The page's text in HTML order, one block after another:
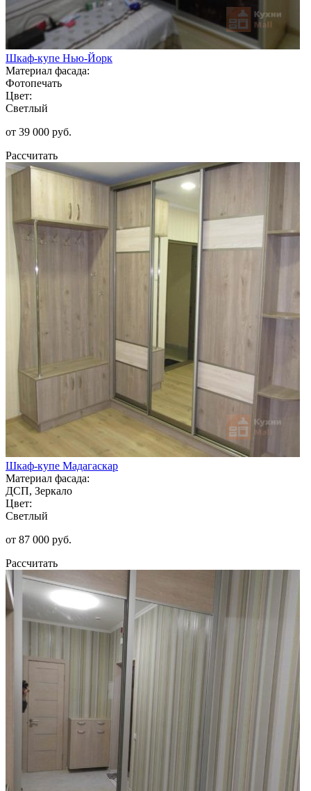
Шкаф-купе Нью-Йорк
Материал фасада:
Фотопечать
Цвет:
Светлый
от 39 000 руб.
Рассчитать
Шкаф-купе Мадагаскар
Материал фасада:
ДСП, Зеркало
Цвет:
Светлый
от 87 000 руб.
Рассчитать